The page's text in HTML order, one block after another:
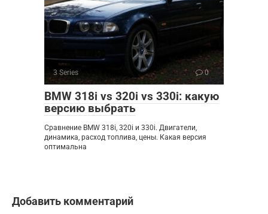
3 Series 0
BMW 318i vs 320i vs 330i: какую
версию выбрать
Сравнение BMW 318i, 320i и 330i. Двигатели,
динамика, расход топлива, цены. Какая версия
оптимальна
Добавить комментарий